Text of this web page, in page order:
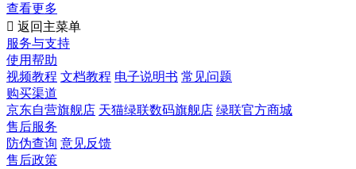
查看更多
 返回主菜单
服务与支持
使用帮助
视频教程 文档教程 电子说明书 常见问题
购买渠道
京东自营旗舰店 天猫绿联数码旗舰店 绿联官方商城
售后服务
防伪查询 意见反馈
售后政策